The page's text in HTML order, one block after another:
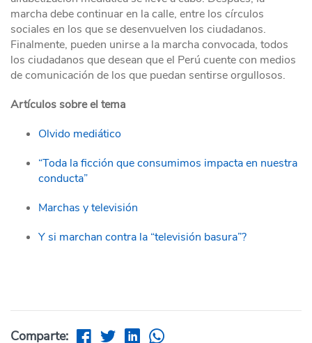
marcha debe continuar en la calle, entre los círculos
sociales en los que se desenvuelven los ciudadanos.
Finalmente, pueden unirse a la marcha convocada, todos
los ciudadanos que desean que el Perú cuente con medios
de comunicación de los que puedan sentirse orgullosos.
Artículos sobre el tema
Olvido mediático
“Toda la ficción que consumimos impacta en nuestra
conducta”
Marchas y televisión
Y si marchan contra la “televisión basura”?
Comparte: